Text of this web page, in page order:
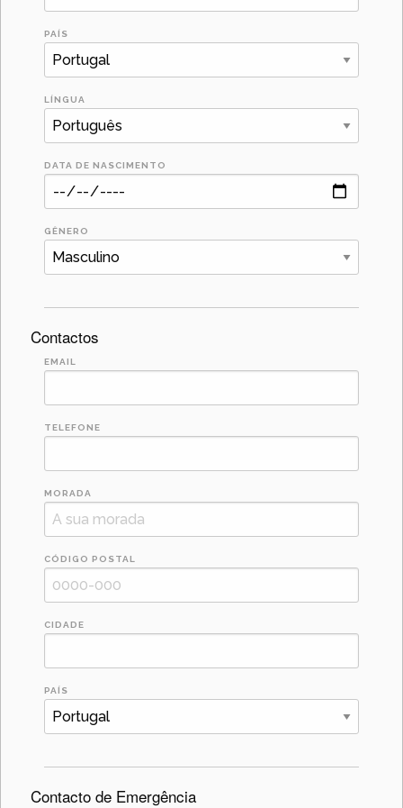
PAÍS
LÍNGUA
DATA DE NASCIMENTO
GÊNERO
Contactos
EMAIL
TELEFONE
MORADA
CÓDIGO POSTAL
CIDADE
PAÍS
Contacto de Emergência